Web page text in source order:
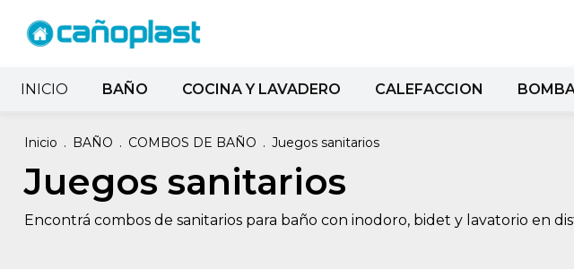
INICIO BAÑO COCINA Y LAVADERO CALEFACCION
Inicio . BAÑO . COMBOS DE BAÑO . Juegos sanitarios
Juegos sanitarios
Encontrá combos de sanitarios para baño con inodoro, bidet y lavatorio en